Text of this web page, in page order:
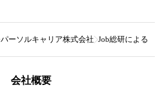
パーソルキャリア株式会社 Job総研による『
会社概要